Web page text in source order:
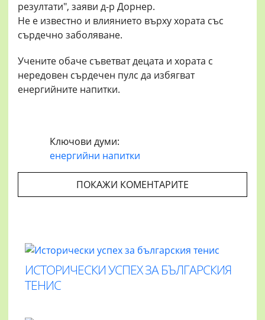
резултати", заяви д-р Дорнер.
Не е известно и влиянието върху хората със
сърдечно заболяване.
Учените обаче съветват децата и хората с
нередовен сърдечен пулс да избягват
енергийните напитки.
Ключови думи:
енергийни напитки
ПОКАЖИ КОМЕНТАРИТЕ
ИСТОРИЧЕСКИ УСПЕХ ЗА БЪЛГАРСКИЯ
ТЕНИС